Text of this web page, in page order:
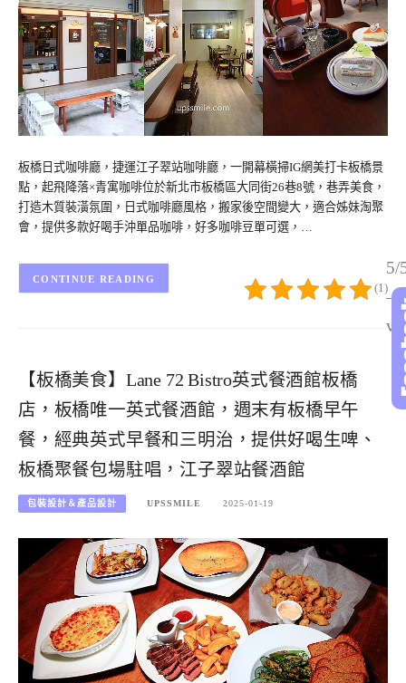
板橋日式咖啡廳，捷運江子翠站咖啡廳，一開幕橫掃IG網美打卡板橋景
點，起飛降落×青寓咖啡位於新北市板橋區大同街26巷8號，巷弄美食，
打造木質裝潢氛圍，日式咖啡廳風格，搬家後空間變大，適合姊妹淘聚
會，提供多款好喝手沖單品咖啡，好多咖啡豆單可選，…
5/
–
(1)
CONTINUE READING
【板橋美食】Lane 72 Bistro英式餐酒館板橋
店，板橋唯一英式餐酒館，週末有板橋早午
餐，經典英式早餐和三明治，提供好喝生啤、
板橋聚餐包場駐唱，江子翠站餐酒館
包裝設計＆產品設計 UPSSMILE 2025-01-19